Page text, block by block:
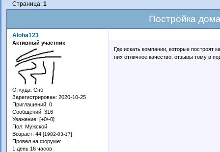
Постройка
Страница: 1
Aloha123
Активный участник
Откуда: Спб
Зарегистрирован: 2020-10-25
Приглашений: 0
Сообщений: 316
Уважение: [+0/-0]
Пол: Мужской
Возраст: 44 [1982-03-17]
Провел на форуме:
1 день 16 часов
Где искать компании, которые
них отличное качество, отзывы тому в